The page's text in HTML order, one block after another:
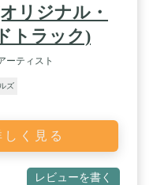
リジナル・
トラック)
ーティスト
ズ
く見る
レビューを書く